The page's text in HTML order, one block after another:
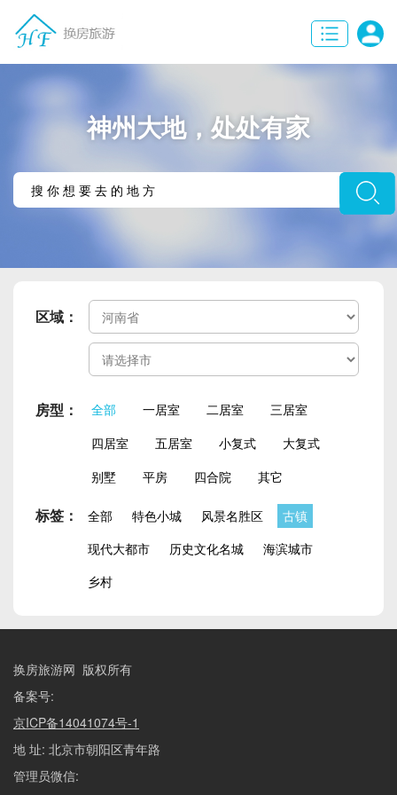
神州大地，处处有家
区域：
房型： 全部 一居室 二居室
三居室
四居室
五居室 小复式
大复式
别墅
平房 四合院 其它
标签： 全部 特色小城 风景名胜区
古镇
现代大都市
历史文化名城
海滨城市
乡村
换房旅游网 版权所有
备案号:
京ICP备14041074号-1
地 址: 北京市朝阳区青年路
管理员微信: